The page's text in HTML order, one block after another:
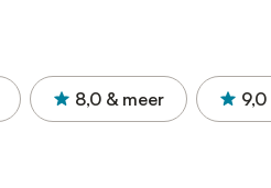
8,0 & meer 9,0